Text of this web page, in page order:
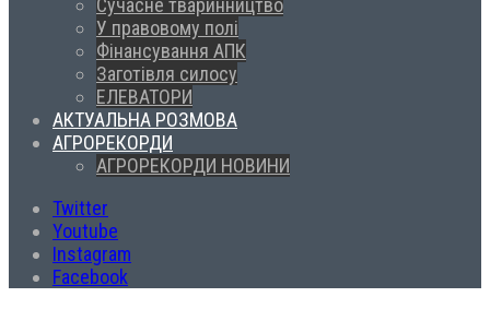
Сучасне тваринництво
У правовому полі
Фінансування АПК
Заготівля силосу
ЕЛЕВАТОРИ
АКТУАЛЬНА РОЗМОВА
АГРОРЕКОРДИ
АГРОРЕКОРДИ НОВИНИ
Twitter
Youtube
Instagram
Facebook